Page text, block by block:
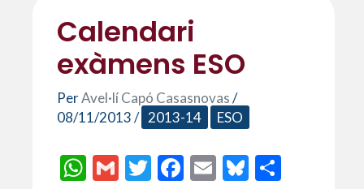
Calendari
exàmens ESO
PerAvel·lí Capó Casasnovas/
08/11/2013/ 2013-14 ESO
W G
T
F
E
Bl